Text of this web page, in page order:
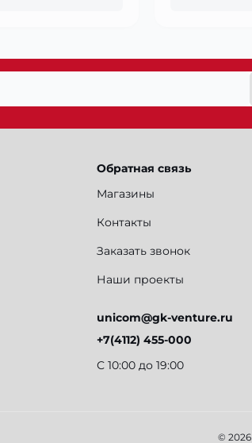
Обратная связь
Магазины
Контакты
Заказать звонок
Наши проекты
unicom@gk-venture.ru
+7(4112) 455-000
С 10:00 до 19:00
© 2026